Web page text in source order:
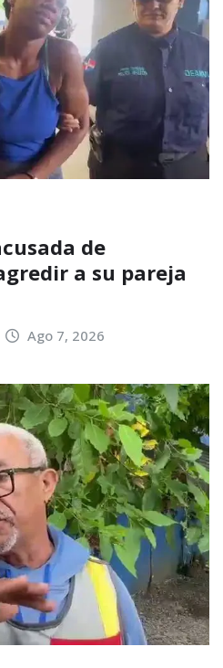
de
a su pareja
Ago 7, 2026